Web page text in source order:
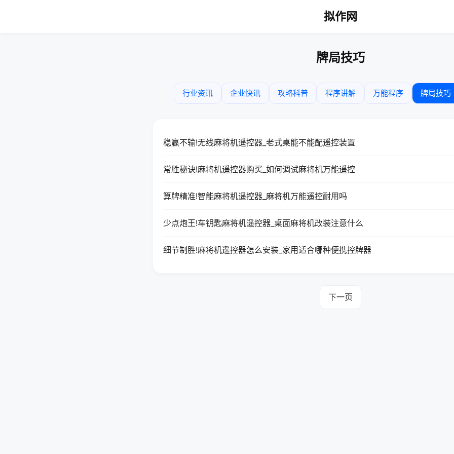
拟作网
牌局技巧
行业资讯 企业快讯 攻略科普 程序讲解 万能程序 牌局技巧
稳赢不输!无线麻将机遥控器_老式桌能不能配遥控装置
常胜秘诀!麻将机遥控器购买_如何调试麻将机万能遥控
算牌精准!智能麻将机遥控器_麻将机万能遥控耐用吗
少点炮王!车钥匙麻将机遥控器_桌面麻将机改装注意什么
细节制胜!麻将机遥控器怎么安装_家用适合哪种便携控牌器
下一页